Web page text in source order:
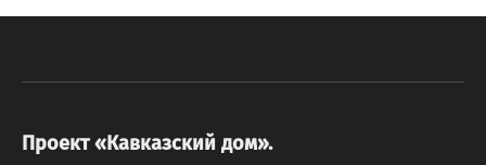
Проект «Кавказский дом».